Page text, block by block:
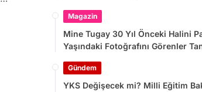
Magazin
Mine Tugay 30 Yıl Önceki Halini
Yaşındaki Fotoğrafını Görenler
Gündem
YKS Değişecek mi? Milli Eğitim